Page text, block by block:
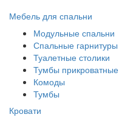
Мебель для спальни
Модульные спальни
Спальные гарнитуры
Туалетные столики
Тумбы прикроватные
Комоды
Тумбы
Кровати